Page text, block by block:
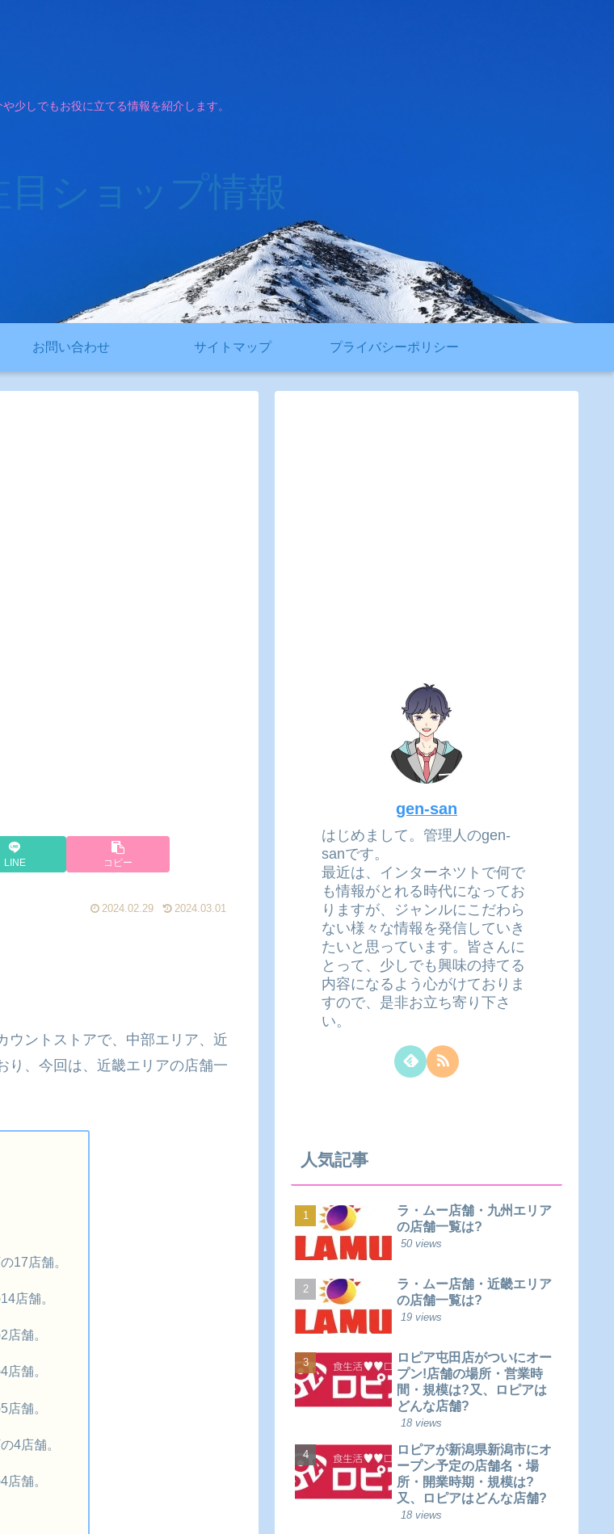
少しでもお役に立てる情報を紹介します。
目ショップ情報
お問い合わせ サイトマップ プライバシーポリシー
LINE コピー
2024.02.29 2024.03.01
ウントストアで、中部エリア、近
り、今回は、近畿エリアの店舗一
17店舗。
店舗。
舗。
舗。
舗。
4店舗。
舗。
gen-san
はじめまして。管理人のgen-
sanです。
最近は、インターネツトで何で
も情報がとれる時代になってお
りますが、ジャンルにこだわら
ない様々な情報を発信していき
たいと思っています。皆さんに
とって、少しでも興味の持てる
内容になるよう心がけておりま
すので、是非お立ち寄り下さ
い。
人気記事
ラ・ムー店舗・九州エリア
の店舗一覧は?
50 views
ラ・ムー店舗・近畿エリア
の店舗一覧は?
19 views
ロピア屯田店がついにオー
プン!店舗の場所・営業時
間・規模は?又、ロピアは
どんな店舗?
18 views
ロピアが新潟県新潟市にオ
ープン予定の店舗名・場
所・開業時期・規模は?
又、ロピアはどんな店舗?
18 views